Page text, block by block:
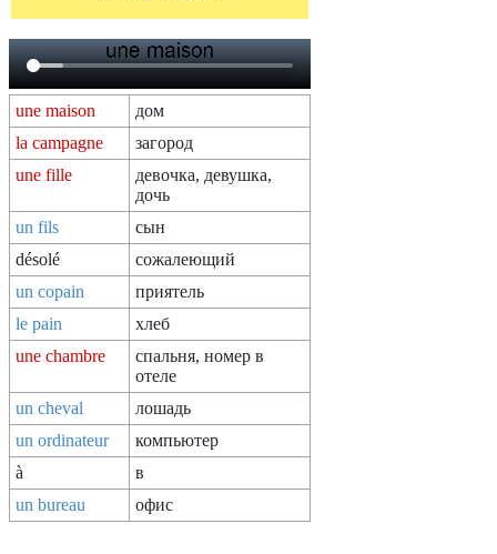
une maison
дом
la campagne
загород
une fille
девочка, девушка,
дочь
un fils
сын
désolé
сожалеющий
un copain
приятель
le pain
хлеб
une chambre
спальня, номер в
отеле
un cheval
лошадь
un ordinateur
компьютер
à
в
un bureau
офис